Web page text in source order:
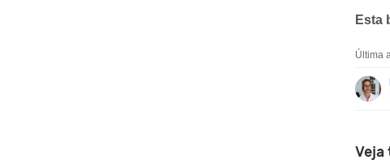
Esta
Última
Veja